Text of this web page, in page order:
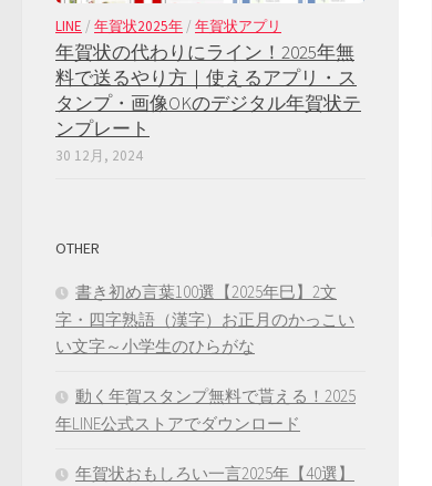
LINE / 年賀状2025年 / 年賀状アプリ
年賀状の代わりにライン！2025年無
料で送るやり方｜使えるアプリ・ス
タンプ・画像OKのデジタル年賀状テ
ンプレート
30 12月, 2024
OTHER
書き初め言葉100選【2025年巳】2文
字・四字熟語（漢字）お正月のかっこい
い文字～小学生のひらがな
動く年賀スタンプ無料で貰える！2025
年LINE公式ストアでダウンロード
年賀状おもしろい一言2025年【40選】